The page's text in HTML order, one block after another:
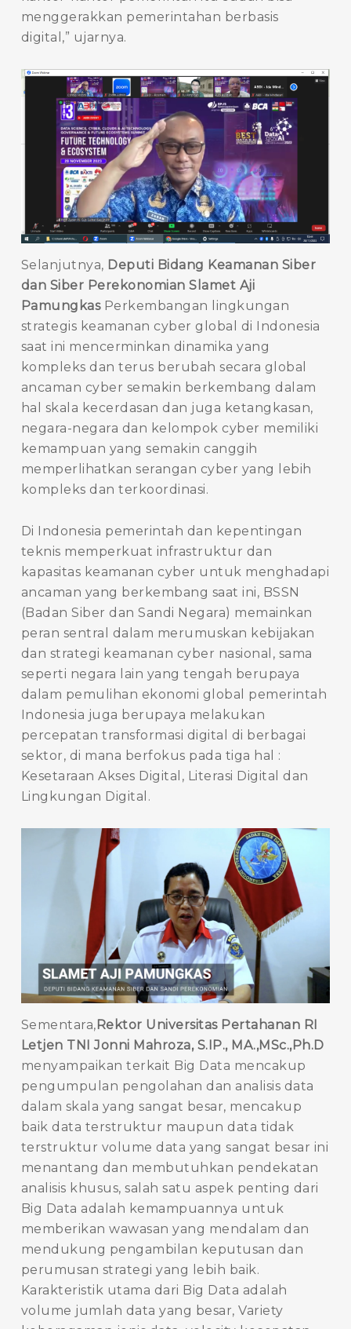
menggerakkan pemerintahan berbasis
digital,” ujarnya.
Selanjutnya, Deputi Bidang Keamanan Siber
dan Siber Perekonomian Slamet Aji
PamungkasPerkembangan lingkungan
strategis keamanan cyber global di Indonesia
saat ini mencerminkan dinamika yang
kompleks dan terus berubah secara global
ancaman cyber semakin berkembang dalam
hal skala kecerdasan dan juga ketangkasan,
negara-negara dan kelompok cyber memiliki
kemampuan yang semakin canggih
memperlihatkan serangan cyber yang lebih
kompleks dan terkoordinasi.
Di Indonesia pemerintah dan kepentingan
teknis memperkuat infrastruktur dan
kapasitas keamanan cyber untuk menghadapi
ancaman yang berkembang saat ini, BSSN
(Badan Siber dan Sandi Negara) memainkan
peran sentral dalam merumuskan kebijakan
dan strategi keamanan cyber nasional, sama
seperti negara lain yang tengah berupaya
dalam pemulihan ekonomi global pemerintah
Indonesia juga berupaya melakukan
percepatan transformasi digital di berbagai
sektor, di mana berfokus pada tiga hal :
Kesetaraan Akses Digital, Literasi Digital dan
Lingkungan Digital.
Sementara,Rektor Universitas Pertahanan RI
Letjen TNI Jonni Mahroza, S.IP., MA.,MSc.,Ph.D
menyampaikan terkait Big Data mencakup
pengumpulan pengolahan dan analisis data
dalam skala yang sangat besar, mencakup
baik data terstruktur maupun data tidak
terstruktur volume data yang sangat besar ini
menantang dan membutuhkan pendekatan
analisis khusus, salah satu aspek penting dari
Big Data adalah kemampuannya untuk
memberikan wawasan yang mendalam dan
mendukung pengambilan keputusan dan
perumusan strategi yang lebih baik.
Karakteristik utama dari Big Data adalah
volume jumlah data yang besar, Variety